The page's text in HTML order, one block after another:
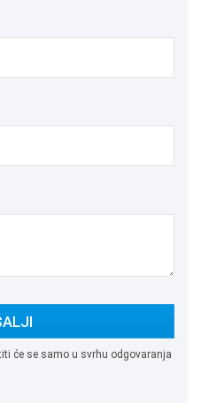
će se samo u svrhu odgovaranja